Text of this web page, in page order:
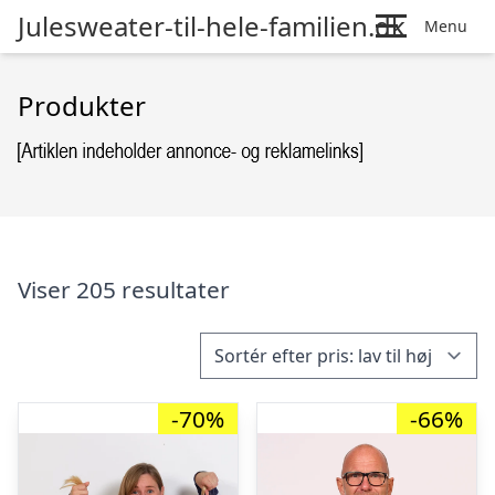
Julesweater-til-hele-familien.dk Menu
Produkter
Viser 205 resultater
-70% -66%